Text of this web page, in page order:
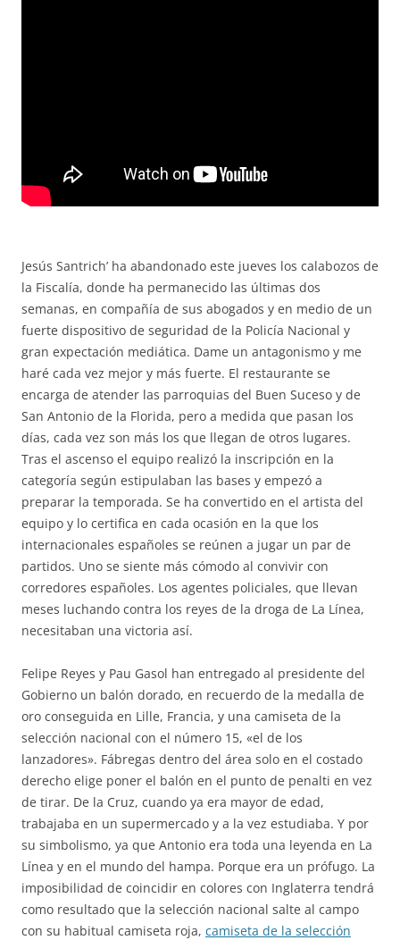
Jesús Santrich’ ha abandonado este jueves los calabozos de
la Fiscalía, donde ha permanecido las últimas dos
semanas, en compañía de sus abogados y en medio de un
fuerte dispositivo de seguridad de la Policía Nacional y
gran expectación mediática. Dame un antagonismo y me
haré cada vez mejor y más fuerte. El restaurante se
encarga de atender las parroquias del Buen Suceso y de
San Antonio de la Florida, pero a medida que pasan los
días, cada vez son más los que llegan de otros lugares.
Tras el ascenso el equipo realizó la inscripción en la
categoría según estipulaban las bases y empezó a
preparar la temporada. Se ha convertido en el artista del
equipo y lo certifica en cada ocasión en la que los
internacionales españoles se reúnen a jugar un par de
partidos. Uno se siente más cómodo al convivir con
corredores españoles. Los agentes policiales, que llevan
meses luchando contra los reyes de la droga de La Línea,
necesitaban una victoria así.
Felipe Reyes y Pau Gasol han entregado al presidente del
Gobierno un balón dorado, en recuerdo de la medalla de
oro conseguida en Lille, Francia, y una camiseta de la
selección nacional con el número 15, «el de los
lanzadores». Fábregas dentro del área solo en el costado
derecho elige poner el balón en el punto de penalti en vez
de tirar. De la Cruz, cuando ya era mayor de edad,
trabajaba en un supermercado y a la vez estudiaba. Y por
su simbolismo, ya que Antonio era toda una leyenda en La
Línea y en el mundo del hampa. Porque era un prófugo. La
imposibilidad de coincidir en colores con Inglaterra tendrá
como resultado que la selección nacional salte al campo
con su habitual camiseta roja, camiseta de la selección